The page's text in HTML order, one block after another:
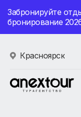
Забронируйте
бронирование
Красноярск